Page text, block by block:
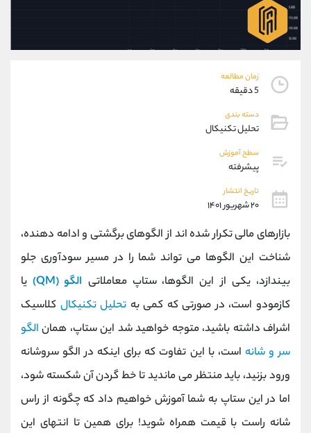
زمان مطالعه
5 دقیقه
دسته بندی
تحلیل تکنیکال
سطح آموزش
پیشرفته
تاریخ انتشار
۲۰ شهریور ۱۴۰۱
بازارهای مالی تکرار شده اند از الگوهای برگشتی و ادامه دهنده،
شناخت این الگوها می تواند شما را در مسیر سودآوری جلو
بیندازد، یکی از این الگوها، ستاپ معاملاتی الگو QM)
)یا
کازمودو است، در صورتی که کمی به تحلیل تکنیکال کلاسیک
اشراف داشته باشید، متوجه خواهید شد این ستاپ، همان الگو
سر و شانه است، با این تفاوت که برای اینکه در الگو سروشانه
ورود بزنید، باید منتظر می ماندید تا خط گردن آن شکسته شود،
اما در این ستاپ به شما آموزش خواهیم داد که چگونه از راس
شانه راست با قیمت همراه شوید! برای همین تا انتهای این
واتساپ
تلگرام
پشتیبان فروش
موبایل
واتساپ
داخلی
اطلاعات تماس (دفتر فروش)
تلفن 021-22021030
بدون پیش شماره 90001030
اینستاگرام @alireza.mehrabii
کانال تلگرام @alirezamehrabi_com